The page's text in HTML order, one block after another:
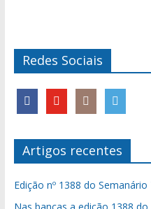
Redes Sociais
Artigos recentes
Edição nº 1388 do